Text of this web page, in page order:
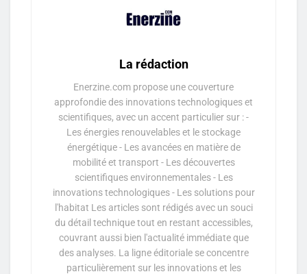
La rédaction
Enerzine.com propose une couverture
approfondie des innovations technologiques et
scientifiques, avec un accent particulier sur : -
Les énergies renouvelables et le stockage
énergétique - Les avancées en matière de
mobilité et transport - Les découvertes
scientifiques environnementales - Les
innovations technologiques - Les solutions pour
l'habitat Les articles sont rédigés avec un souci
du détail technique tout en restant accessibles,
couvrant aussi bien l'actualité immédiate que
des analyses. La ligne éditoriale se concentre
particulièrement sur les innovations et les